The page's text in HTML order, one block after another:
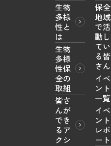
生物
多様
性と
は
生物
多様
性保
全の
取組
皆さ
んが
でき
るア
クシ
保全
地域
で活
動し
てい
る皆
さん
イベ
ント
一覧
イベ
ント
レポ
ート